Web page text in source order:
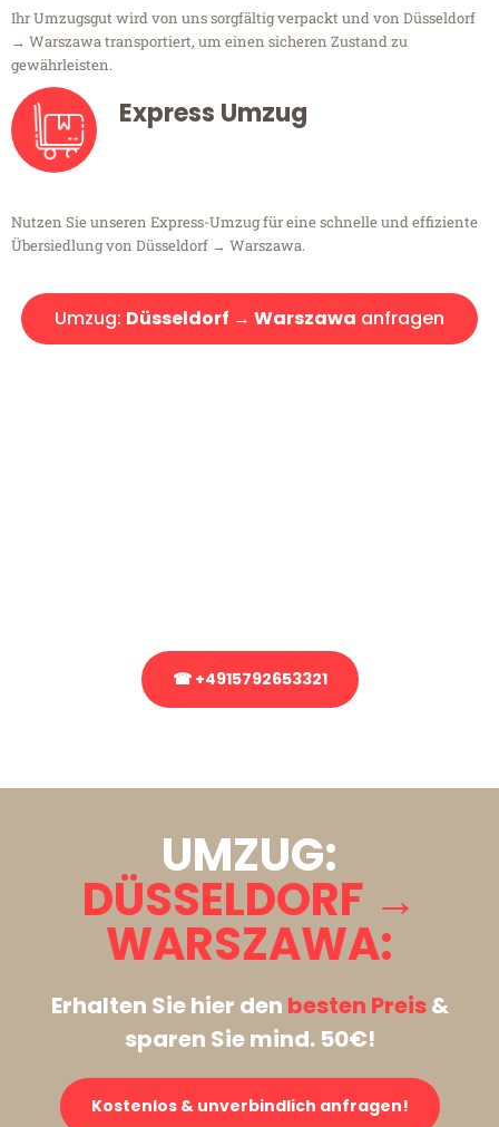
Ihr Umzugsgut wird von uns sorgfältig verpackt und von Düsseldorf
→ Warszawa transportiert, um einen sicheren Zustand zu
gewährleisten.
Express Umzug
Nutzen Sie unseren Express-Umzug für eine schnelle und effiziente
Übersiedlung von Düsseldorf → Warszawa.
Umzug: Düsseldorf → Warszawa anfragen
☎ +4915792653321
UMZUG:
DÜSSELDORF →
WARSZAWA:
Erhalten Sie hier den besten Preis&
sparen Sie mind. 50€!
Kostenlos & unverbindlich anfragen!